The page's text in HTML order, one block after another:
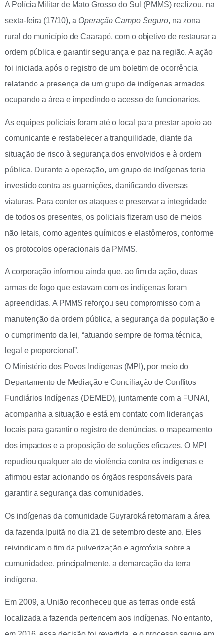
A Polícia Militar de Mato Grosso do Sul (PMMS) realizou, na
sexta-feira (17/10), a Operação Campo Seguro, na zona
rural do município de Caarapó, com o objetivo de restaurar a
ordem pública e garantir segurança e paz na região. A ação
foi iniciada após o registro de um boletim de ocorrência
relatando a presença de um grupo de indígenas armados
ocupando a área e impedindo o acesso de funcionários.
As equipes policiais foram até o local para prestar apoio ao
comunicante e restabelecer a tranquilidade, diante da
situação de risco à segurança dos envolvidos e à ordem
pública. Durante a operação, um grupo de indígenas teria
investido contra as guarnições, danificando diversas
viaturas. Para conter os ataques e preservar a integridade
de todos os presentes, os policiais fizeram uso de meios
não letais, como agentes químicos e elastômeros, conforme
os protocolos operacionais da PMMS.
A corporação informou ainda que, ao fim da ação, duas
armas de fogo que estavam com os indígenas foram
apreendidas. A PMMS reforçou seu compromisso com a
manutenção da ordem pública, a segurança da população e
o cumprimento da lei, “atuando sempre de forma técnica,
legal e proporcional”.
O Ministério dos Povos Indígenas (MPI), por meio do
Departamento de Mediação e Conciliação de Conflitos
Fundiários Indígenas (DEMED), juntamente com a FUNAI,
acompanha a situação e está em contato com lideranças
locais para garantir o registro de denúncias, o mapeamento
dos impactos e a proposição de soluções eficazes. O MPI
repudiou qualquer ato de violência contra os indígenas e
afirmou estar acionando os órgãos responsáveis para
garantir a segurança das comunidades.
Os indígenas da comunidade Guyraroká retomaram a área
da fazenda Ipuitã no dia 21 de setembro deste ano. Eles
reivindicam o fim da pulverização e agrotóxia sobre a
cumunidadee, principalmente, a demarcação da terra
indígena.
Em 2009, a União reconheceu que as terras onde está
localizada a fazenda pertencem aos indígenas. No entanto,